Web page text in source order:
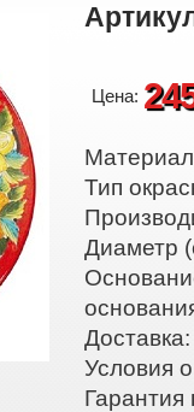
Цена:
Тип
Диаметр
Условия
Гарантия